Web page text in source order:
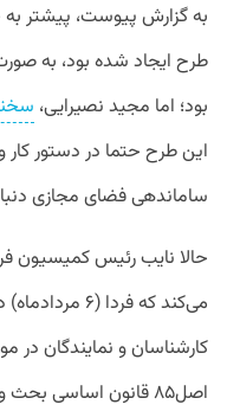
به گزارش پیوست، پیشتر به
طرح ایجاد شده بود، به
بود؛ اما مجید نصیرایی،
این طرح حتما در دستور
ساماندهی فضای مجازی
حالا نایب رئیس کمیسیون
می‌کند که
کارشناسان و نمایندگان در
اصل۸۵ قانون اساسی بحث و بررسی می‌کنند.